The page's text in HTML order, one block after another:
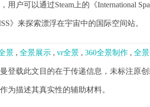
用户可以通过Steam上的《International
》来探索漂浮在宇宙中的国际空间站。
景 , 全景展示 , vr全景 , 360全景制作 , 全
登载此文目的在于传递信息，未标注原
为描述其真实性的辅助材料。